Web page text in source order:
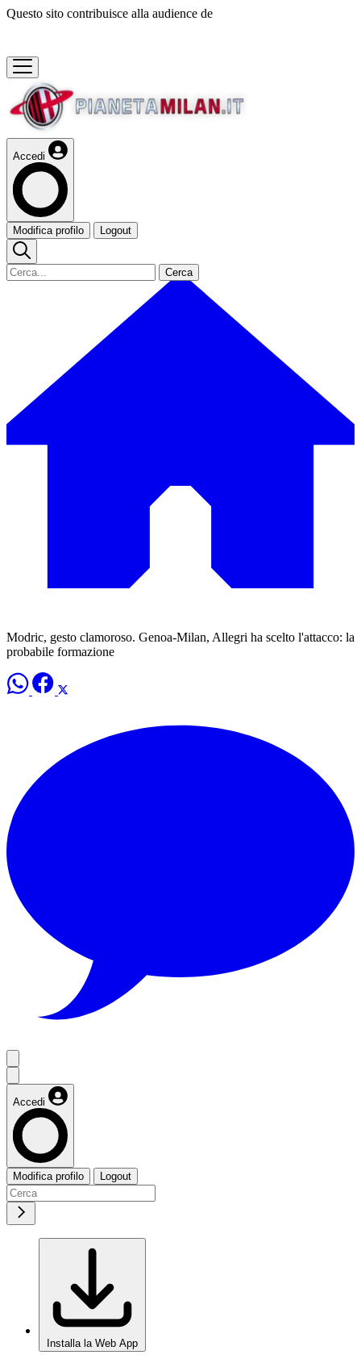
Questo sito contribuisce alla audience de
Accedi
Modifica profilo Logout
Cerca
Modric, gesto clamoroso. Genoa-Milan, Allegri ha scelto l'attacco: la
probabile formazione
Accedi
Modifica profilo Logout
Installa la Web App